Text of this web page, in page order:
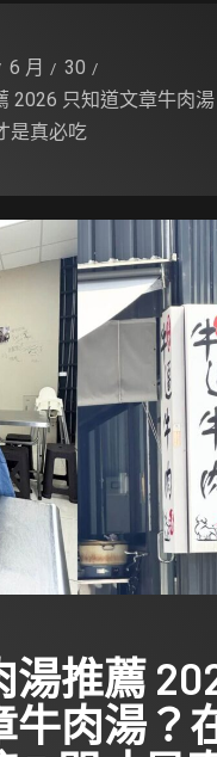
6 月
30
2026 只知道文章牛肉
是真必吃
湯推薦
牛肉湯？